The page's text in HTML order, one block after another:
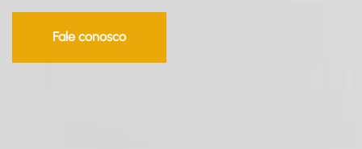
Fale conosco